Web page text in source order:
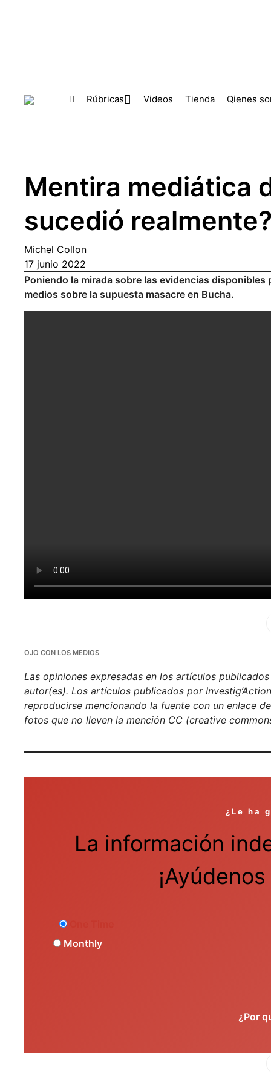
Rúbricas Videos Tienda Qienes
Mentira mediática
sucedió
Michel Collon
17 junio 2022
Poniendo la mirada sobre las evidencias
medios sobre la supuesta masacre en Bucha.
OJO CON LOS MEDIOS
Las opiniones expresadas en los artículos
autor(es). Los artículos publicados por
reproducirse mencionando la fuente con un enlace
fotos que no lleven la mención CC (creative
¿Le ha
La información
Monthly
¿Por